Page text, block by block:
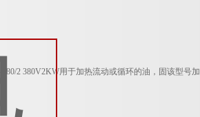
2 380V2KW用于加热流动或循环的油，固该型号加